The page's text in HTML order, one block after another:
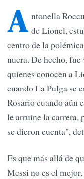
A ntonella
de Lionel,
centro de la
nuera. De hecho,
quienes conocen a
cuando La Pulga se
Rosario cuando aún
le arruine la carrera,
se dieron cuenta",
Es que más allá de
Messi no es el